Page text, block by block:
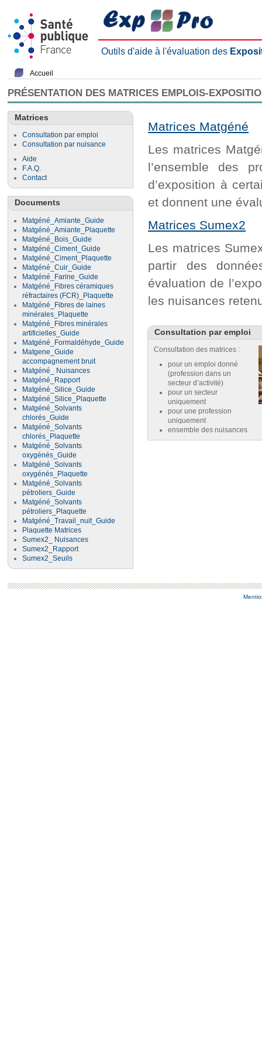
Outils d'aide à l'évaluation des
Accueil
PRÉSENTATION DES MATRICES EMPLOIS-
Matrices
Consultation par emploi
Consultation par nuisance
Aide
F.A.Q.
Contact
Documents
Matgéné_Amiante_Guide
Matgéné_Amiante_Plaquette
Matgéné_Bois_Guide
Matgéné_Ciment_Guide
Matgéné_Ciment_Plaquette
Matgéné_Cuir_Guide
Matgéné_Farine_Guide
Matgéné_Fibres céramiques
réfractaires (FCR)_Plaquette
Matgéné_Fibres de laines
minérales_Plaquette
Matgéné_Fibres minérales
artificielles_Guide
Matgéné_Formaldéhyde_Guide
Matgene_Guide
accompagnement bruit
Matgéné_ Nuisances
Matgéné_Rapport
Matgéné_Silice_Guide
Matgéné_Silice_Plaquette
Matgéné_Solvants
chlorés_Guide
Matgéné_Solvants
chlorés_Plaquette
Matgéné_Solvants
oxygénés_Guide
Matgéné_Solvants
oxygénés_Plaquette
Matgéné_Solvants
pétroliers_Guide
Matgéné_Solvants
pétroliers_Plaquette
Matgéné_Travail_nuit_Guide
Plaquette Matrices
Sumex2_ Nuisances
Sumex2_Rapport
Sumex2_Seuils
Matrices Matgéné
Les matrices
l’ensemble des
d’exposition à
et donnent une
Matrices Sumex2
Les matrices
partir des
évaluation de
les nuisances
Consultation par emploi
Consultation des matrices :
pour un emploi donné
(profession dans un
secteur d’activité)
pour un secteur
uniquement
pour une profession
uniquement
ensemble des nuisances